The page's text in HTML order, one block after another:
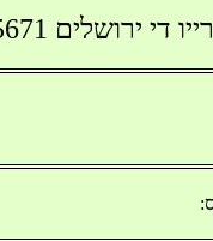
5671 (אנייו דיזינו)